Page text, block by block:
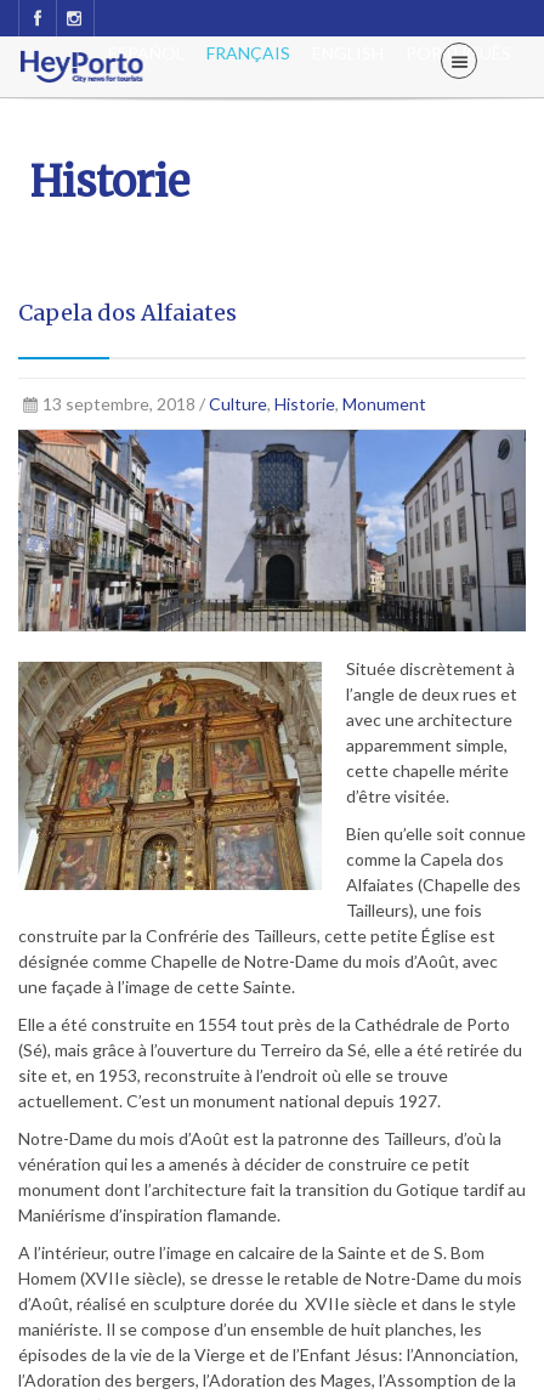
PORTUGUÊS
FRANÇAIS
ESPAÑOL
Historie
Capela dos Alfaiates
13 septembre, 2018 /Culture, Historie, Monument
Située discrètement à
l’angle de deux rues et
avec une architecture
apparemment simple,
cette chapelle mérite
d’être visitée.
Bien qu’elle soit connue
comme la Capela dos
Alfaiates (Chapelle des
Tailleurs), une fois
construite par la Confrérie des Tailleurs, cette petite Église est
désignée comme Chapelle de Notre-Dame du mois d’Août, avec
une façade à l’image de cette Sainte.
Elle a été construite en 1554 tout près de la Cathédrale de Porto
(Sé), mais grâce à l’ouverture du Terreiro da Sé, elle a été retirée du
site et, en 1953, reconstruite à l’endroit où elle se trouve
actuellement. C’est un monument national depuis 1927.
Notre-Dame du mois d’Août est la patronne des Tailleurs, d’où la
vénération qui les a amenés à décider de construire ce petit
monument dont l’architecture fait la transition du Gotique tardif au
Maniérisme d’inspiration flamande.
A l’intérieur, outre l’image en calcaire de la Sainte et de S. Bom
Homem (XVIIe siècle), se dresse le retable de Notre-Dame du mois
d’Août, réalisé en sculpture dorée du XVIIe siècle et dans le style
maniériste. Il se compose d’un ensemble de huit planches, les
épisodes de la vie de la Vierge et de l’Enfant Jésus: l’Annonciation,
l’Adoration des bergers, l’Adoration des Mages, l’Assomption de la